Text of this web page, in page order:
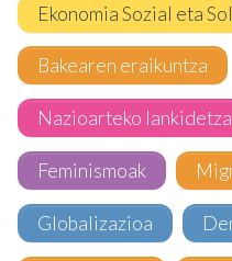
Ekonomia Sozial eta
Bakearen eraikuntza
Nazioarteko lankidetza
Feminismoak
Globalizazioa